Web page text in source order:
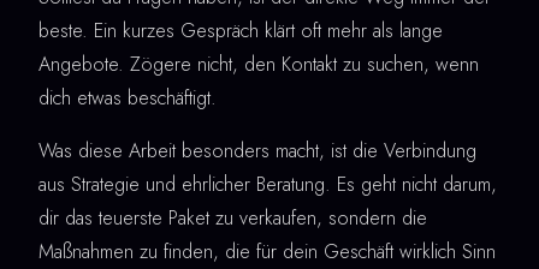
beste. Ein kurzes Gespräch klärt oft mehr als lange
Angebote. Zögere nicht, den Kontakt zu suchen, wenn
dich etwas beschäftigt.
Was diese Arbeit besonders macht, ist die Verbindung
aus Strategie und ehrlicher Beratung. Es geht nicht darum,
dir das teuerste Paket zu verkaufen, sondern die
Maßnahmen zu finden, die für dein Geschäft wirklich Sinn